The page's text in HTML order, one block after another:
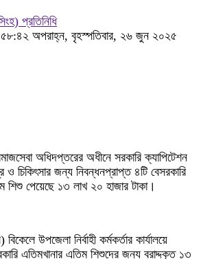
প্রতিনিধি
অপরাহ্ন, বৃহস্পতিবার, ২৬ জুন ২০২৫
অধিদপ্তরের অধীনে সরকারি ক্যাপিটেশন
ও চিকিৎসার জন্য নিবন্ধনপ্রাপ্ত ৪টি বেসরকারি
পেয়েছে ১৩ লাখ ২০ হাজার টাকা।
উপজেলা নির্বাহী কর্মকর্তার কার্যালয়ে
এতিমখানার এতিম শিশুদের জন্য বরাদ্দকৃত ১৩